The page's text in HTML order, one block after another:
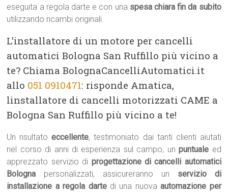
eseguita a regola darte e con una spesa chiara fin da subito
utilizzando ricambi originali.
L’installatore di un motore per cancelli
automatici Bologna San Ruffillo più vicino a
te? Chiama BolognaCancelliAutomatici.it
allo 051 0910471: risponde Amatica,
linstallatore di cancelli motorizzati CAME a
Bologna San Ruffillo più vicino a te!
Un risultatoeccellente, testimoniato dai tanti clienti aiutati
nel corso di anni di esperienza sul campo, unpuntuale ed
apprezzato servizio di progettazione di cancelli automatici
Bologna personalizzati, assicureranno un servizio di
installazione a regola dartedi una nuovaautomazione per